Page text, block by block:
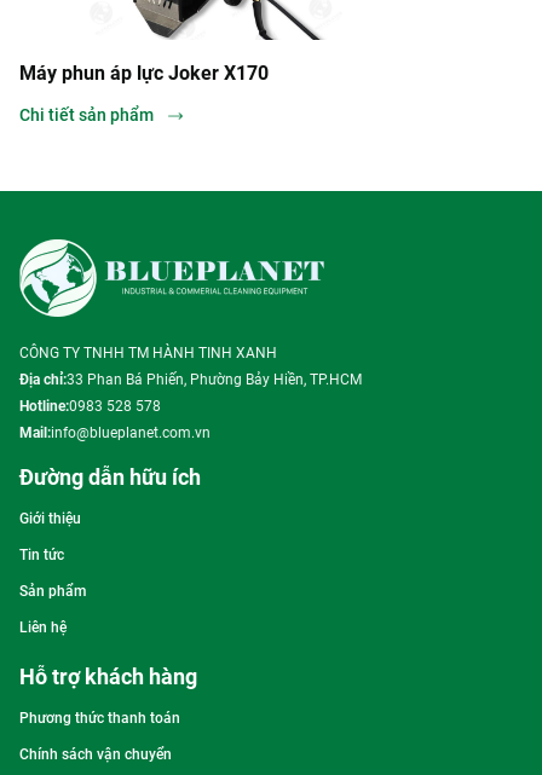
Máy phun áp lực Joker X170
Chi tiết sản phẩm
CÔNG TY TNHH TM HÀNH TINH XANH
Địa chỉ:33 Phan Bá Phiến, Phường Bảy Hiền, TP.HCM
Hotline:0983 528 578
Mail:info@blueplanet.com.vn
Đường dẫn hữu ích
Giới thiệu
Tin tức
Sản phẩm
Liên hệ
Hỗ trợ khách hàng
Phương thức thanh toán
Chính sách vận chuyển